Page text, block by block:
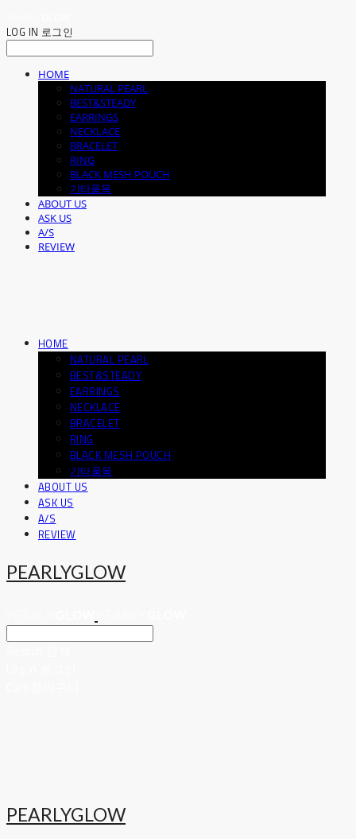
LOG IN 로그인
HOME
NATURAL PEARL
BEST&STEADY
EARRINGS
NECKLACE
BRACELET
RING
BLACK MESH POUCH
기타품목
ABOUT US
ASK US
A/S
REVIEW
HOME
NATURAL PEARL
BEST&STEADY
EARRINGS
NECKLACE
BRACELET
RING
BLACK MESH POUCH
기타품목
ABOUT US
ASK US
A/S
REVIEW
PEARLYGLOW
PEARLYGLOW